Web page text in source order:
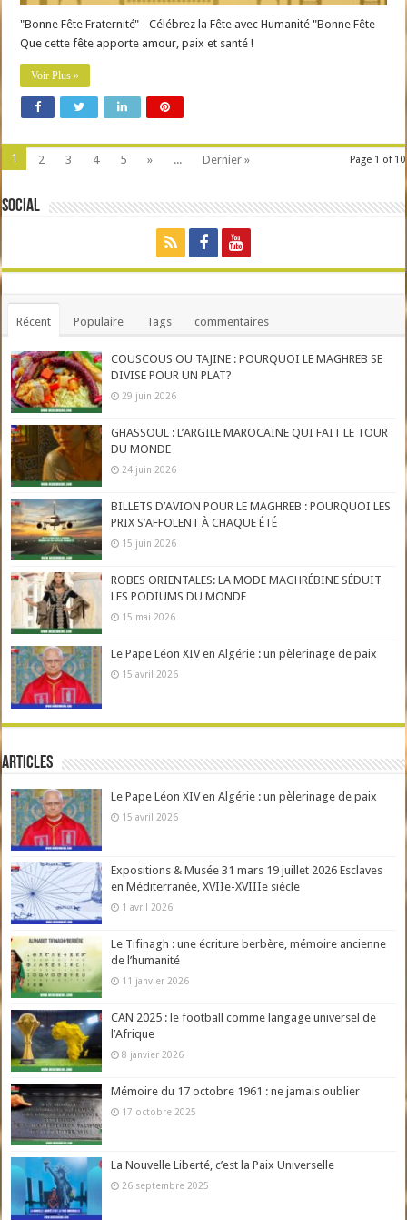
"Bonne Fête Fraternité" - Célébrez la Fête avec Humanité "Bonne Fête
Que cette fête apporte amour, paix et santé !
Voir Plus »
Page 1 of 10
1 2 3 4 5 » ... Dernier »
Social
Récent Populaire Tags commentaires
COUSCOUS OU TAJINE : POURQUOI LE MAGHREB SE
DIVISE POUR UN PLAT?
29 juin 2026
GHASSOUL : L’ARGILE MAROCAINE QUI FAIT LE TOUR
DU MONDE
24 juin 2026
BILLETS D’AVION POUR LE MAGHREB : POURQUOI LES
PRIX S’AFFOLENT À CHAQUE ÉTÉ
15 juin 2026
ROBES ORIENTALES: LA MODE MAGHRÉBINE SÉDUIT
LES PODIUMS DU MONDE
15 mai 2026
Le Pape Léon XIV en Algérie : un pèlerinage de paix
15 avril 2026
Articles
Le Pape Léon XIV en Algérie : un pèlerinage de paix
15 avril 2026
Expositions & Musée 31 mars 19 juillet 2026 Esclaves
en Méditerranée, XVIIe-XVIIIe siècle
1 avril 2026
Le Tifinagh : une écriture berbère, mémoire ancienne
de l’humanité
11 janvier 2026
CAN 2025 : le football comme langage universel de
l’Afrique
8 janvier 2026
Mémoire du 17 octobre 1961 : ne jamais oublier
17 octobre 2025
La Nouvelle Liberté, c’est la Paix Universelle
26 septembre 2025